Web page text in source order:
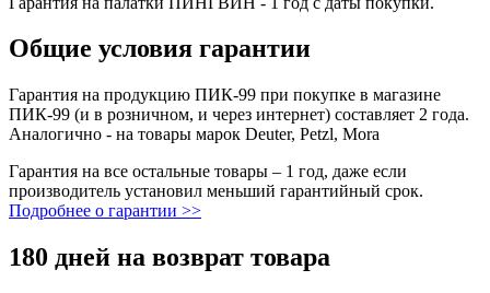
Общие условия гарантии
Гарантия на продукцию ПИК-99 при покупке в магазине
ПИК-99 (и в розничном, и через интернет) составляет 2 года.
Аналогично - на товары марок Deuter, Petzl, Mora
Гарантия на все остальные товары – 1 год, даже если
производитель установил меньший гарантийный срок.
Подробнее о гарантии >>
180 дней на возврат товара